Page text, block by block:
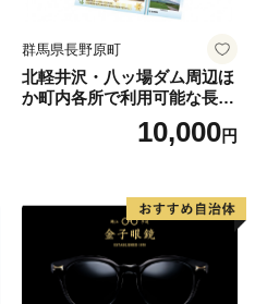
群馬県長野原町
北軽井沢・八ッ場ダム周辺ほ
か町内各所で利用可能な長野
原町ふるさと感謝券（3,000
円分）【トラベル 観光 旅行
10,000円